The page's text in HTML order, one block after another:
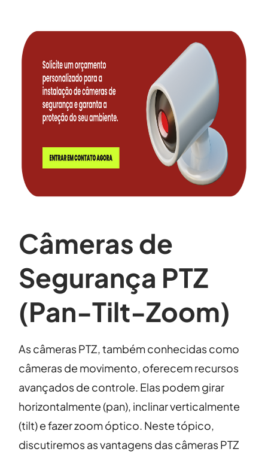
Câmeras de
Segurança PTZ
(Pan-Tilt-Zoom)
As câmeras PTZ, também conhecidas como
câmeras de movimento, oferecem recursos
avançados de controle. Elas podem girar
horizontalmente (pan), inclinar verticalmente
(tilt) e fazer zoom óptico. Neste tópico,
discutiremos as vantagens das câmeras PTZ